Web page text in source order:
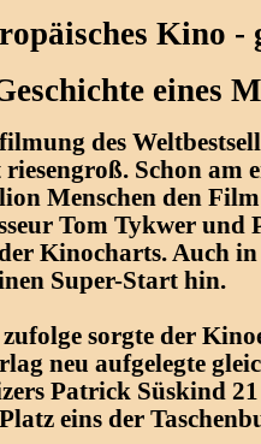
Kino -
eines
des
Schon am
Menschen den
Tom Tykwer und
Kinocharts. Auch
Super-Start hin.
zufolge sorgte der
neu aufgelegte
Patrick Süskind
eins der